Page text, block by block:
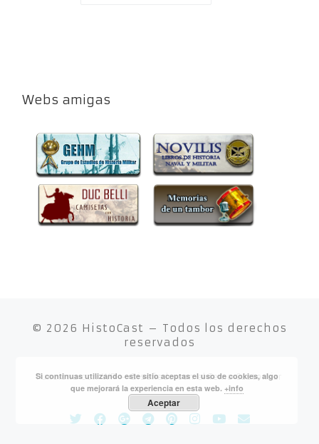
Webs amigas
© 2026 HistoCast – Todos los derechos
reservados
Funciona conWP– Diseñado con elTema Customizr
Si continuas utilizando este sitio aceptas el uso de cookies, algo
que mejorará la experiencia en esta web. +info
Aceptar